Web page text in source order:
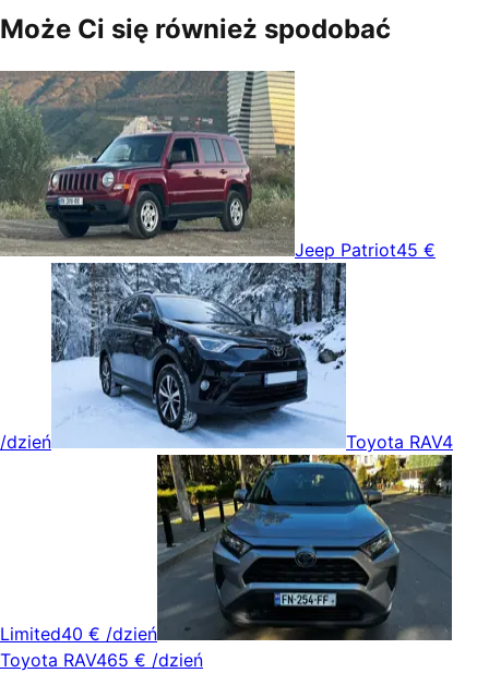
Może Ci się również spodobać
Jeep Patriot45 €
/dzień Toyota RAV4
Limited40 € /dzień
Toyota RAV465 € /dzień